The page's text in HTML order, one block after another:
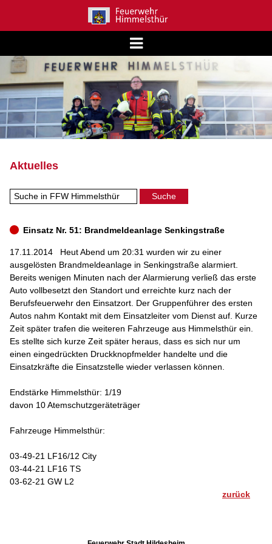
Aktuelles
Einsatz Nr. 51: Brandmeldeanlage Senkingstraße
17.11.2014 Heut Abend um 20:31 wurden wir zu einer
ausgelösten Brandmeldeanlage in Senkingstraße alarmiert.
Bereits wenigen Minuten nach der Alarmierung verließ das erste
Auto vollbesetzt den Standort und erreichte kurz nach der
Berufsfeuerwehr den Einsatzort. Der Gruppenführer des ersten
Autos nahm Kontakt mit dem Einsatzleiter vom Dienst auf. Kurze
Zeit später trafen die weiteren Fahrzeuge aus Himmelsthür ein.
Es stellte sich kurze Zeit später heraus, dass es sich nur um
einen eingedrückten Druckknopfmelder handelte und die
Einsatzkräfte die Einsatzstelle wieder verlassen können.
Endstärke Himmelsthür: 1/19
davon 10 Atemschutzgeräteträger
Fahrzeuge Himmelsthür:
03-49-21 LF16/12 City
03-44-21 LF16 TS
03-62-21 GW L2
zurück